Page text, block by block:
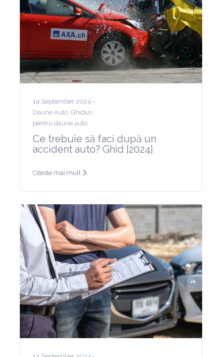
14 September 2024 •
Daune Auto Ghiduri
pentru daune auto
Ce trebuie să faci după un
accident auto? Ghid [2024]
Citeste mai mult